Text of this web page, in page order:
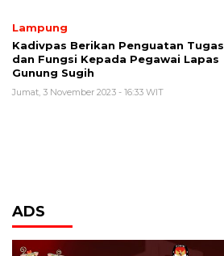
Lampung
Kadivpas Berikan Penguatan Tugas
dan Fungsi Kepada Pegawai Lapas
Gunung Sugih
Jumat, 3 November 2023 - 16:33 WIT
ADS